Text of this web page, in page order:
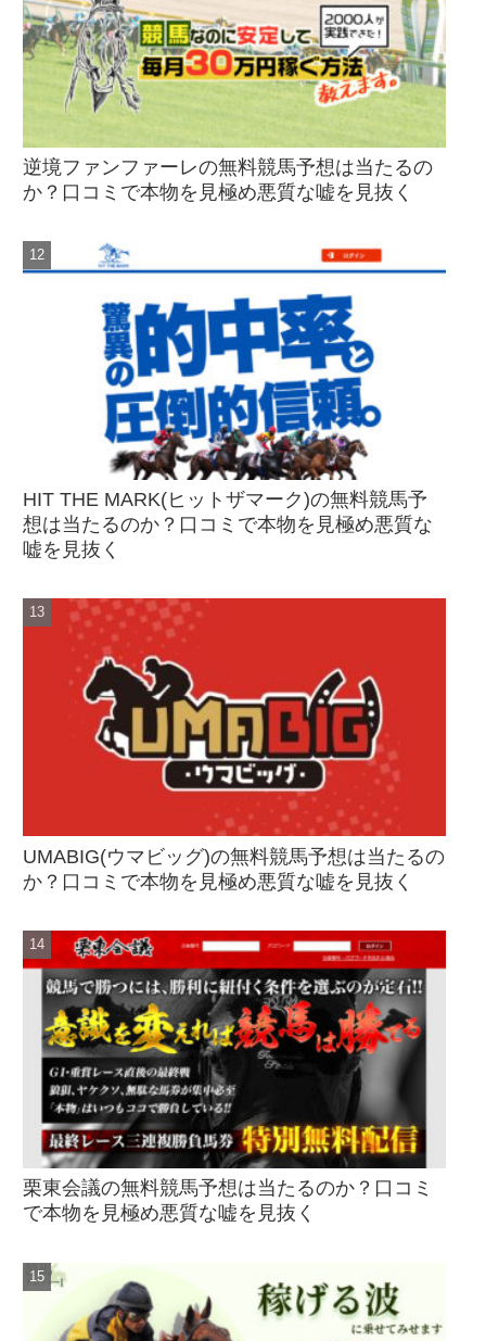
逆境ファンファーレの無料競馬予想は当たるの
か？口コミで本物を見極め悪質な嘘を見抜く
HIT THE MARK(ヒットザマーク)の無料競馬予
想は当たるのか？口コミで本物を見極め悪質な
嘘を見抜く
UMABIG(ウマビッグ)の無料競馬予想は当たるの
か？口コミで本物を見極め悪質な嘘を見抜く
栗東会議の無料競馬予想は当たるのか？口コミ
で本物を見極め悪質な嘘を見抜く